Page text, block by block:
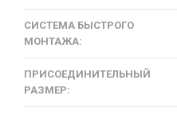
СИСТЕМА БЫСТРОГО
МОНТАЖА:
ПРИСОЕДИНИТЕЛЬНЫЙ
РАЗМЕР: